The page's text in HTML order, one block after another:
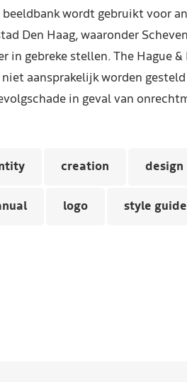
beeldbank wordt gebruikt voor
Den Haag, waaronder
in gebreke stellen. The Hague
niet aansprakelijk worden
in geval van
creation design
logo style guide